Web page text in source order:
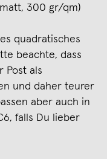
300 gr/qm)
quadratisches
beachte, dass
Post als
und daher teurer
aber auch in
falls Du lieber